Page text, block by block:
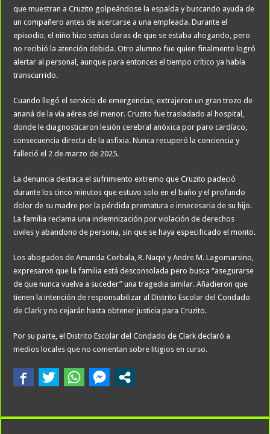
que muestran a Cruzito golpeándose la espalda y buscando ayuda de
un compañero antes de acercarse a una empleada. Durante el
episodio, el niño hizo señas claras de que se estaba ahogando, pero
no recibió la atención debida. Otro alumno fue quien finalmente logró
alertar al personal, aunque para entonces el tiempo crítico ya había
transcurrido.
Cuando llegó el servicio de emergencias, extrajeron un gran trozo de
ananá de la vía aérea del menor. Cruzito fue trasladado al hospital,
donde le diagnosticaron lesión cerebral anóxica por paro cardíaco,
consecuencia directa de la asfixia. Nunca recuperó la conciencia y
falleció el 2 de marzo de 2025.
La denuncia destaca el sufrimiento extremo que Cruzito padeció
durante los cinco minutos que estuvo solo en el baño y el profundo
dolor de su madre por la pérdida prematura e innecesaria de su hijo.
La familia reclama una indemnización por violación de derechos
civiles y abandono de persona, sin que se haya especificado el monto.
Los abogados de Amanda Corbala, R. Naqvi y Andre M. Lagomarsino,
expresaron que la familia está desconsolada pero busca “asegurarse
de que nunca vuelva a suceder” una tragedia similar. Añadieron que
tienen la intención de responsabilizar al Distrito Escolar del Condado
de Clark y no cejarán hasta obtener justicia para Cruzito.
Por su parte, el Distrito Escolar del Condado de Clark declaró a
medios locales que no comentan sobre litigios en curso.